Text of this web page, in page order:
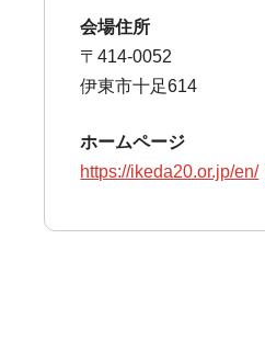
会場住所
〒414-0052
伊東市十足614
ホームページ
https://ikeda20.or.jp/en/